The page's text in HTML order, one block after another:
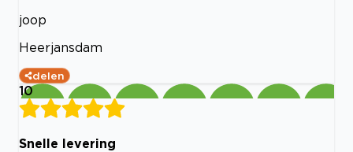
joop
Heerjansdam
delen
10
Snelle levering